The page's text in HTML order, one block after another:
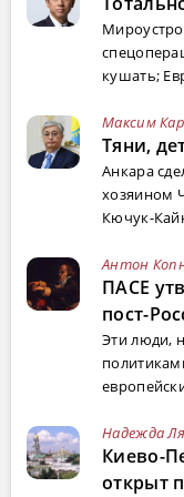
кушать;
Максим
Тяни,
Анкара
хозяином
Кючук-
Антон
ПАСЕ
пост-
Эти люди,
Надежда
Киево-
открыт